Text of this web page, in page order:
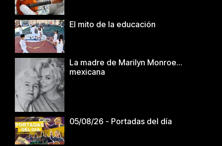
El mito de la educación
La madre de Marilyn Monroe…
mexicana
05/08/26 - Portadas del día